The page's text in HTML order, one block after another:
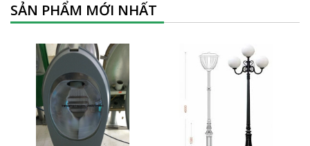
SẢN PHẨM MỚI NHẤT